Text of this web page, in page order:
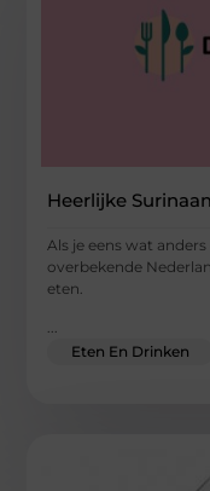
Heerlijke
Als je eens wat
overbekende
eten.
...
Eten En Drinken